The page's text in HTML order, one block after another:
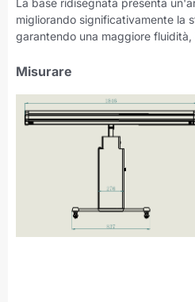
La base ridisegnata presenta
migliorando significativamente la
garantendo una maggiore
Misurare